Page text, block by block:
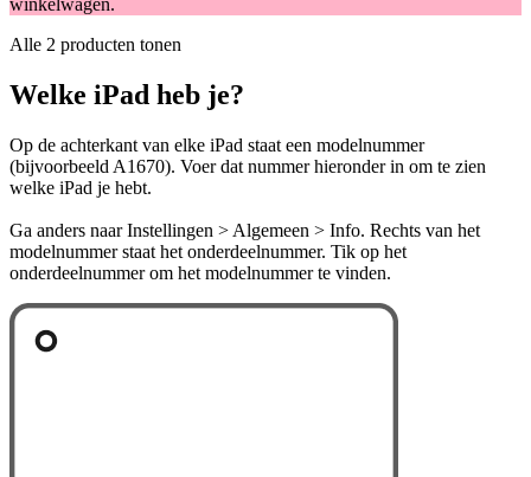
winkelwagen.
Alle 2 producten tonen
Welke iPad heb je?
Op de achterkant van elke iPad staat een modelnummer
(bijvoorbeeld A1670). Voer dat nummer hieronder in om te zien
welke iPad je hebt.
Ga anders naar Instellingen > Algemeen > Info. Rechts van het
modelnummer staat het onderdeelnummer. Tik op het
onderdeelnummer om het modelnummer te vinden.